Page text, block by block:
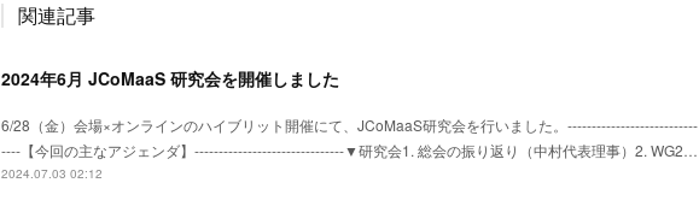
関連記事
2024年6月 JCoMaaS 研究会を開催しました
6/28（金）会場×オンラインのハイブリット開催にて、JCoMaaS研究会を行いました。---------------------------
----【今回の主なアジェンダ】-------------------------------▼研究会1. 総会の振り返り（中村代表理事）2. WG2…
2024.07.03 02:12